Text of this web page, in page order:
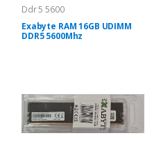
Ddr 5 5600
Exabyte RAM 16GB UDIMM
DDR5 5600Mhz